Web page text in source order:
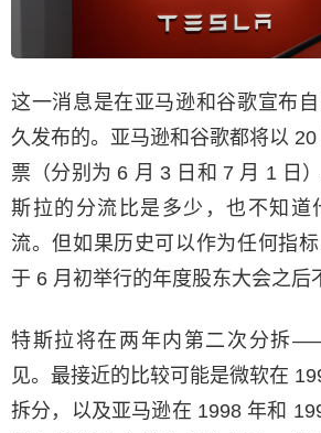
这一消息是在亚马逊和谷歌宣布
久发布的。亚马逊和谷歌都将以
票（分别为 6 月 3 日和 7 月 1 日
斯拉的分流比是多少，也不知道
流。但如果历史可以作为任何指
于 6 月初举行的年度股东大会之后
特斯拉将在两年内第二次分拆
见。最接近的比较可能是微软在
拆分，以及亚马逊在 1998 年和